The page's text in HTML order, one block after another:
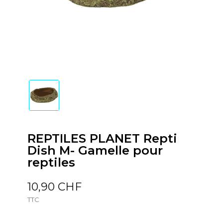
REPTILES PLANET Repti
Dish M- Gamelle pour
reptiles
10,90 CHF
TTC